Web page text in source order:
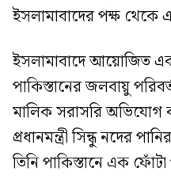
ইসলামাবাদের পক্ষ থেকে
ইসলামাবাদে আয়োজিত
পাকিস্তানের জলবায়ু
মালিক সরাসরি অভিযোগ
প্রধানমন্ত্রী সিন্ধু নদের
তিনি পাকিস্তানে এক